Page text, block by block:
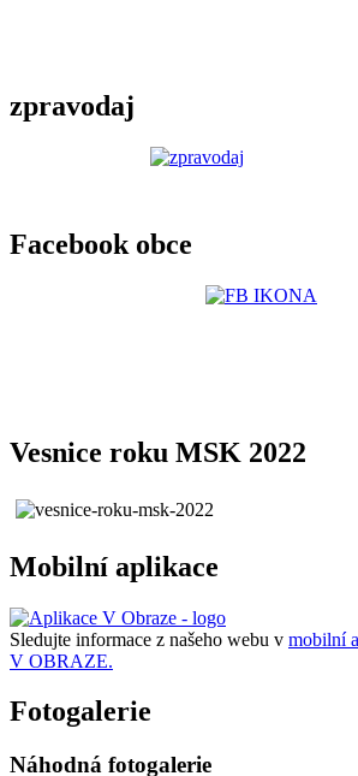
zpravodaj
Facebook obce
Vesnice roku MSK 2022
Mobilní aplikace
Sledujte informace z našeho webu v mobilní
V OBRAZE.
Fotogalerie
Náhodná fotogalerie